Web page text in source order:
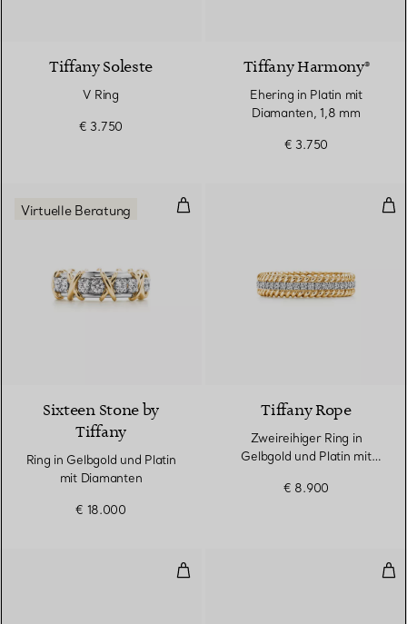
Tiffany Soleste
V Ring
€ 3.750
Tiffany Harmony®
Ehering in Platin mit
Diamanten, 1,8 mm
€ 3.750
Ring in Gelbgold und Platin mit
Virtuelle Beratung
Sixteen Stone by
Tiffany
Ring in Gelbgold und Platin
mit Diamanten
€ 18.000
Tiffany Rope
Zweireihiger Ring in
Gelbgold und Platin mit
€ 8.900
Wire Ring in Weißgold